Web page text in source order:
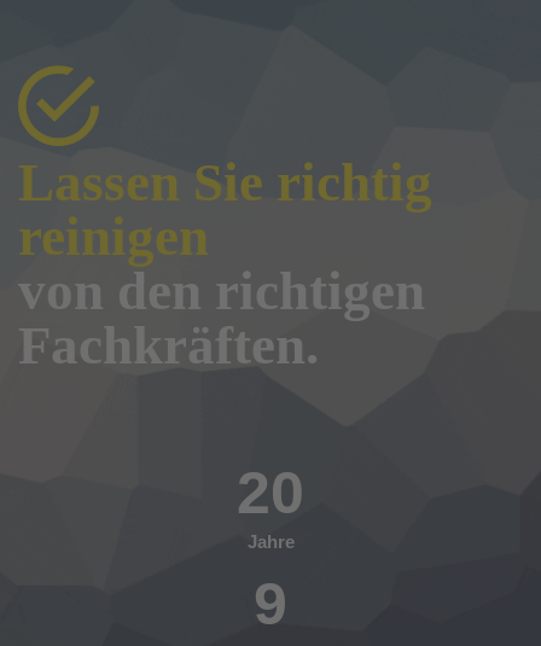
Lassen Sie richtig
reinigen
von den richtigen
Fachkräften.
20
Jahre
9